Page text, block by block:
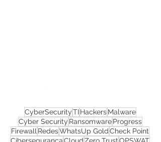
CyberSecurityTIHackersMalware
Cyber Security RansomwareProgress